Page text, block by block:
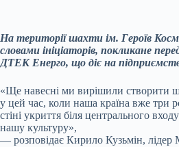
На території шахти ім. Героїв
словами ініціаторів, покликане
ДТЕК Енерго, що діє на
«Ще навесні ми вирішили створити
у цей час, коли наша країна вже три
стіні укриття біля центрального
нашу культуру»,
— розповідає Кирило Кузьмін, лідер